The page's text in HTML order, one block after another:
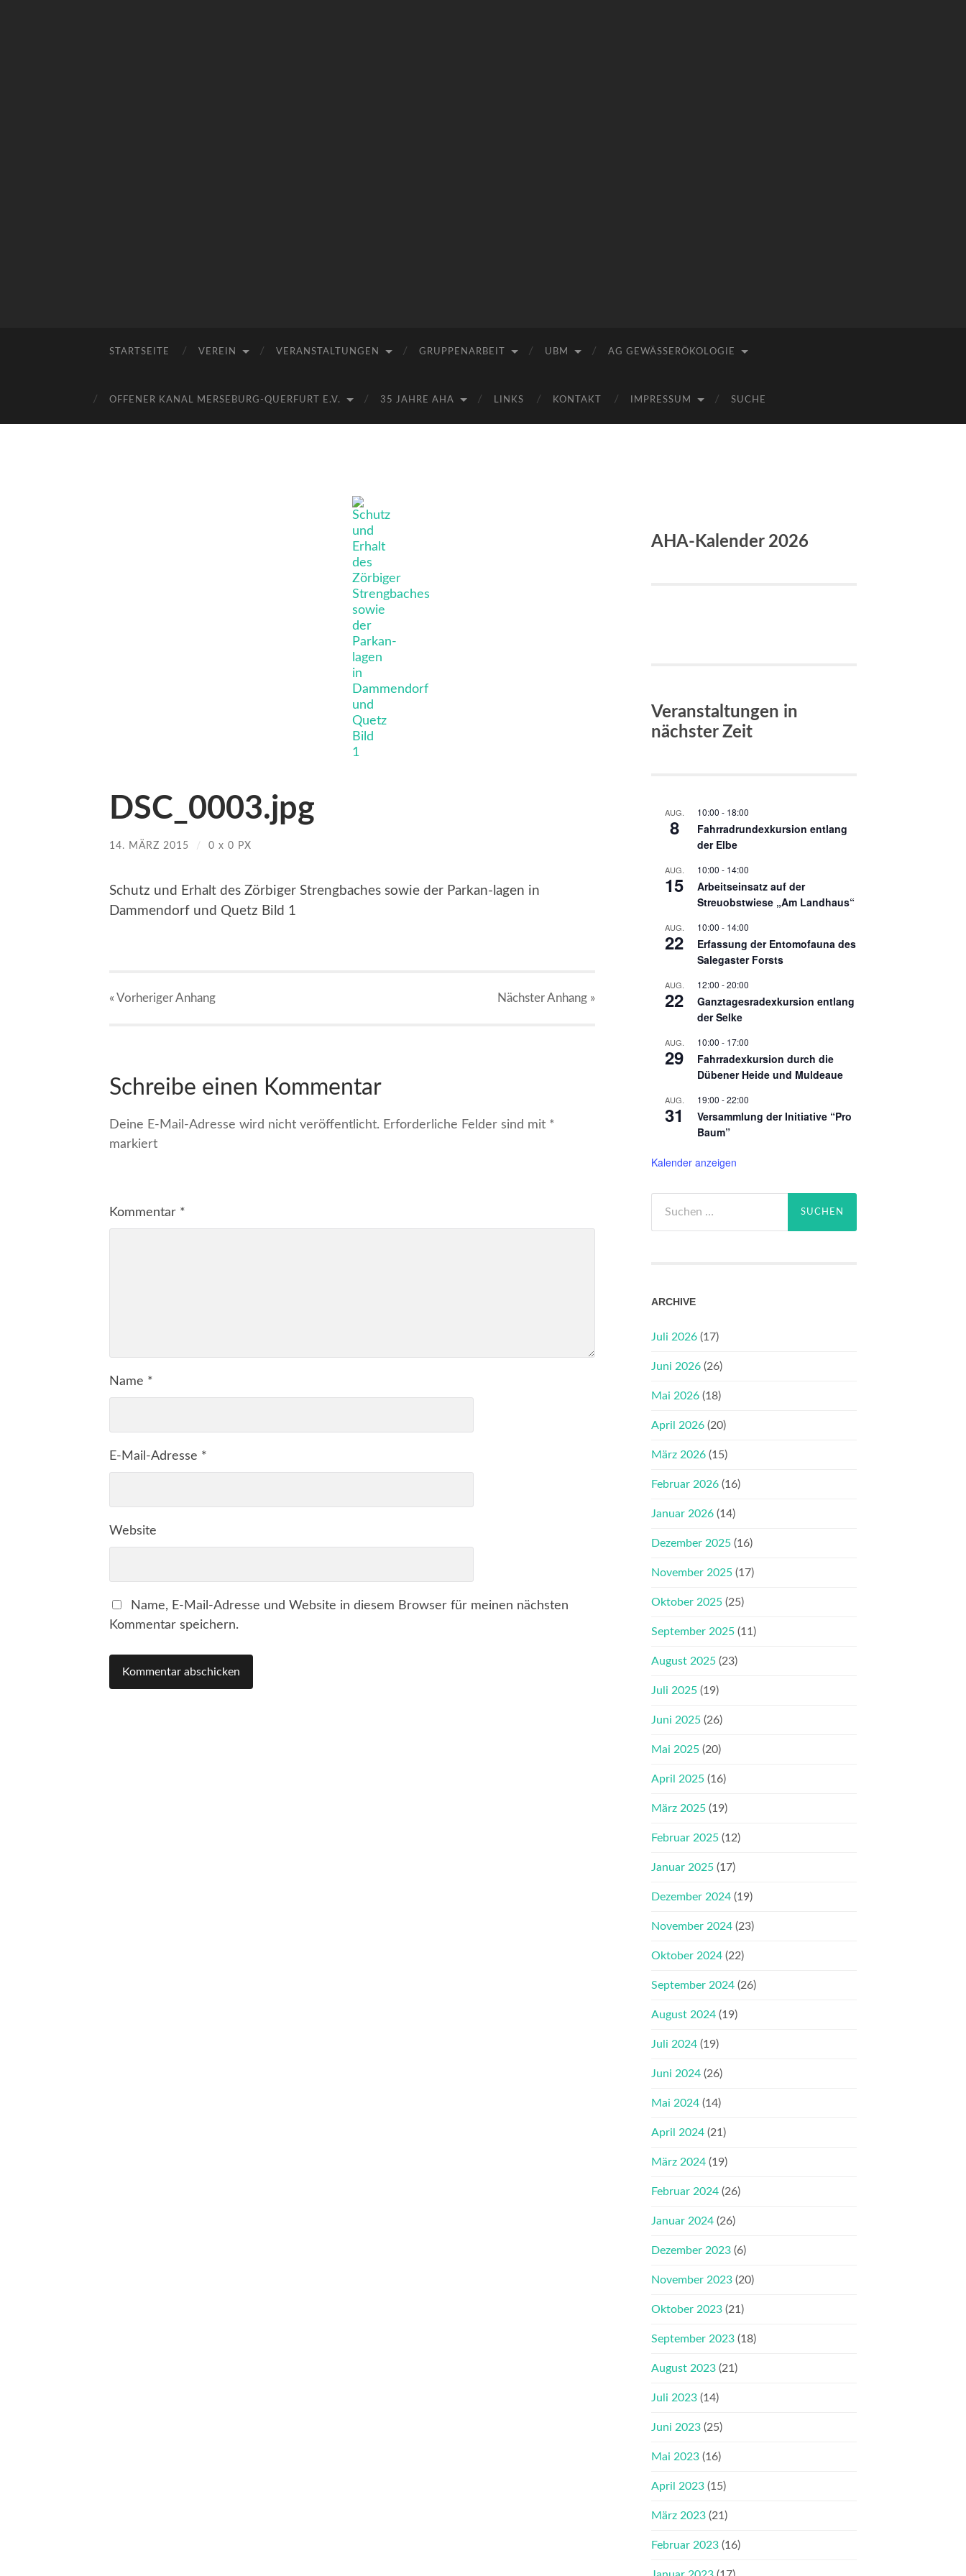
e.V.
STARTSEITE VEREIN VERANSTALTUNGEN GRUPPENARBEIT UBM AG GEWÄSSERÖKOLOGIE
OFFENER KANAL MERSEBURG-QUERFURT E.V. 35 JAHRE AHA LINKS KONTAKT IMPRESSUM SUCHE
DSC_0003.jpg
14. MÄRZ 2015 / 0 x 0 PX
Schutz und Erhalt des Zörbiger Strengbaches sowie der Parkan-lagen in
Dammendorf und Quetz Bild 1
« VorherigerAnhang NächsterAnhang »
Schreibe einen Kommentar
Deine E-Mail-Adresse wird nicht veröffentlicht. Erforderliche Felder sind mit *
markiert
Kommentar *
Name *
E-Mail-Adresse *
Website
Name, E-Mail-Adresse und Website in diesem Browser für meinen nächsten
Kommentar speichern.
AHA-Kalender 2026
Veranstaltungen in
nächster Zeit
AUG.
8
10:00 - 18:00
Fahrradrundexkursion entlang
der Elbe
AUG.
15
10:00 - 14:00
Arbeitseinsatz auf der
Streuobstwiese „Am Landhaus“
AUG.
22
10:00 - 14:00
Erfassung der Entomofauna des
Salegaster Forsts
AUG.
22
12:00 -20:00
Ganztagesradexkursion entlang
der Selke
AUG.
29
10:00 - 17:00
Fahrradexkursion durch die
Dübener Heide und Muldeaue
AUG.
31
19:00 -22:00
Versammlung der Initiative “Pro
Baum”
Kalender anzeigen
nach:
ARCHIVE
Juli 2026 (17)
Juni 2026 (26)
Mai 2026 (18)
April 2026 (20)
März 2026 (15)
Februar 2026 (16)
Januar 2026 (14)
Dezember 2025 (16)
November 2025 (17)
Oktober 2025 (25)
September 2025 (11)
August 2025 (23)
Juli 2025 (19)
Juni 2025 (26)
Mai 2025 (20)
April 2025 (16)
März 2025 (19)
Februar 2025 (12)
Januar 2025 (17)
Dezember 2024 (19)
November 2024 (23)
Oktober 2024 (22)
September 2024 (26)
August 2024 (19)
Juli 2024 (19)
Juni 2024 (26)
Mai 2024 (14)
April 2024 (21)
März 2024 (19)
Februar 2024 (26)
Januar 2024 (26)
Dezember 2023 (6)
November 2023 (20)
Oktober 2023 (21)
September 2023 (18)
August 2023 (21)
Juli 2023 (14)
Juni 2023 (25)
Mai 2023 (16)
April 2023 (15)
März 2023 (21)
Februar 2023 (16)